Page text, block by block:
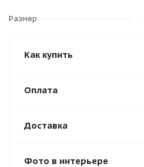
Размер
Как купить
Оплата
Доставка
Фото в интерьере